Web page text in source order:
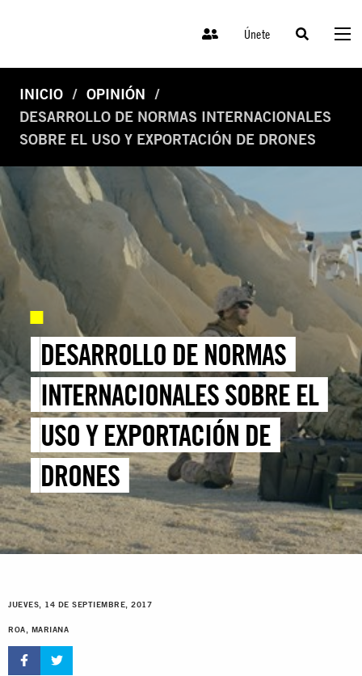
Únete
INICIO
OPINIÓN
DESARROLLO DE NORMAS INTERNACIONALES
SOBRE EL USO Y EXPORTACIÓN DE DRONES
DESARROLLO DE NORMAS
INTERNACIONALES SOBRE EL
USO Y EXPORTACIÓN DE
DRONES
JUEVES, 14 DE SEPTIEMBRE, 2017
ROA, MARIANA